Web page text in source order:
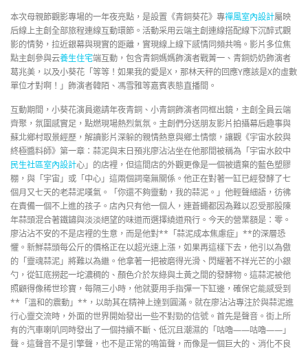
本次母親節觀影專場的一年夜亮點，是設置《青銅葵花》專禪風室內設計屬映
后線上主創全部旅程連線互動環節。活動采用云端主創連線搭配線下沉醉式觀
影的情勢，拉近銀幕與現實的距離，實現線上線下感情同頻共鳴。影片多位焦
點主創參與云養生住宅端互動，包含青銅媽媽飾演者戰菁一、青銅奶奶飾演者
葛兆美，以及小葵花「等等！如果我的愛是X，那林天秤的回應Y應該是X的虛數
單位才對啊！」飾演者韓陌、馮雪雅等嘉賓表態直播間。
互動期間，小葵花演員邀請年夜青銅、小青銅飾演者同框出鏡，主創全員云端
齊聚，氛圍感實足，點燃現場熱烈氣氛。主創們分送朋友影片拍攝幕后趣事與
蘇北鄉村取景經歷，解讀影片深躲的親情熱意與鄉土情懷，讓觀《宇宙水餃與
終極醬料師》第一章：蒜泥與末日預兆廖沾沾坐在他那間被稱為「宇宙水餃中
民生社區室內設計心」的店裡，但這間店的外觀更像是一個被遺棄的藍色塑膠
棚，與「宇宙」或「中心」這兩個詞毫無關係。他正在對著一缸已經發酵了七
個月又七天的老蒜泥嘆氣。「你還不夠靈動，我的蒜泥。」他輕聲細語，彷彿
在責備一個不上進的孩子。店內只有他一個人，連蒼蠅都因為難以忍受那股陳
年蒜頭混合著鐵鏽與淡淡絕望的味道而選擇繞道飛行。今天的營業額是：零。
廖沾沾不安的不是店裡的生意，而是他對**「蒜泥成本焦慮症」**的深層恐
懼。新鮮蒜頭每公斤的價格正在以超光速上漲，如果再這樣下去，他引以為傲
的「靈魂蒜泥」將難以為繼。他拿著一把被磨得光滑、閃耀著不祥光芒的小銀
勺，從缸底撈起一坨濃稠的、顏色介於灰綠與土黃之間的發酵物。這蒜泥被他
照顧得像稀世珍寶，每隔三小時，他就要用手指彈一下缸邊，確保它能感受到
**「溫和的震動」**，以助其在精神上達到圓滿。就在廖沾沾專注於與蒜泥進
行心靈交流時，外面的世界開始發出一些不對勁的信號。首先是聲音。街上所
有的汽車喇叭同時發出了一個持續不斷、低沉且潮濕的「咕嚕——咕嚕——」
聲。這聲音不是引擎聲，也不是正常的鳴笛聲，而像是一個巨大的、消化不良